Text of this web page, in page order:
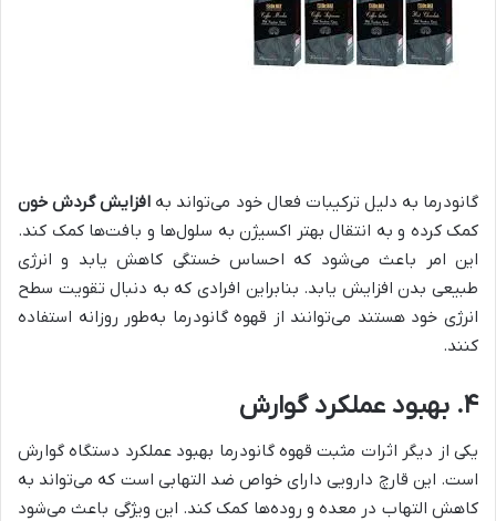
گانودرما به دلیل ترکیبات فعال خود می‌تواند به افزایش گردش خون
کمک کرده و به انتقال بهتر اکسیژن به سلول‌ها و بافت‌ها کمک کند.
این امر باعث می‌شود که احساس خستگی کاهش یابد و انرژی
طبیعی بدن افزایش یابد. بنابراین افرادی که به دنبال تقویت سطح
انرژی خود هستند می‌توانند از قهوه گانودرما به‌طور روزانه استفاده
کنند.
۴. بهبود عملکرد گوارش
یکی از دیگر اثرات مثبت قهوه گانودرما بهبود عملکرد دستگاه گوارش
است. این قارچ دارویی دارای خواص ضد التهابی است که می‌تواند به
کاهش التهاب در معده و روده‌ها کمک کند. این ویژگی باعث می‌شود